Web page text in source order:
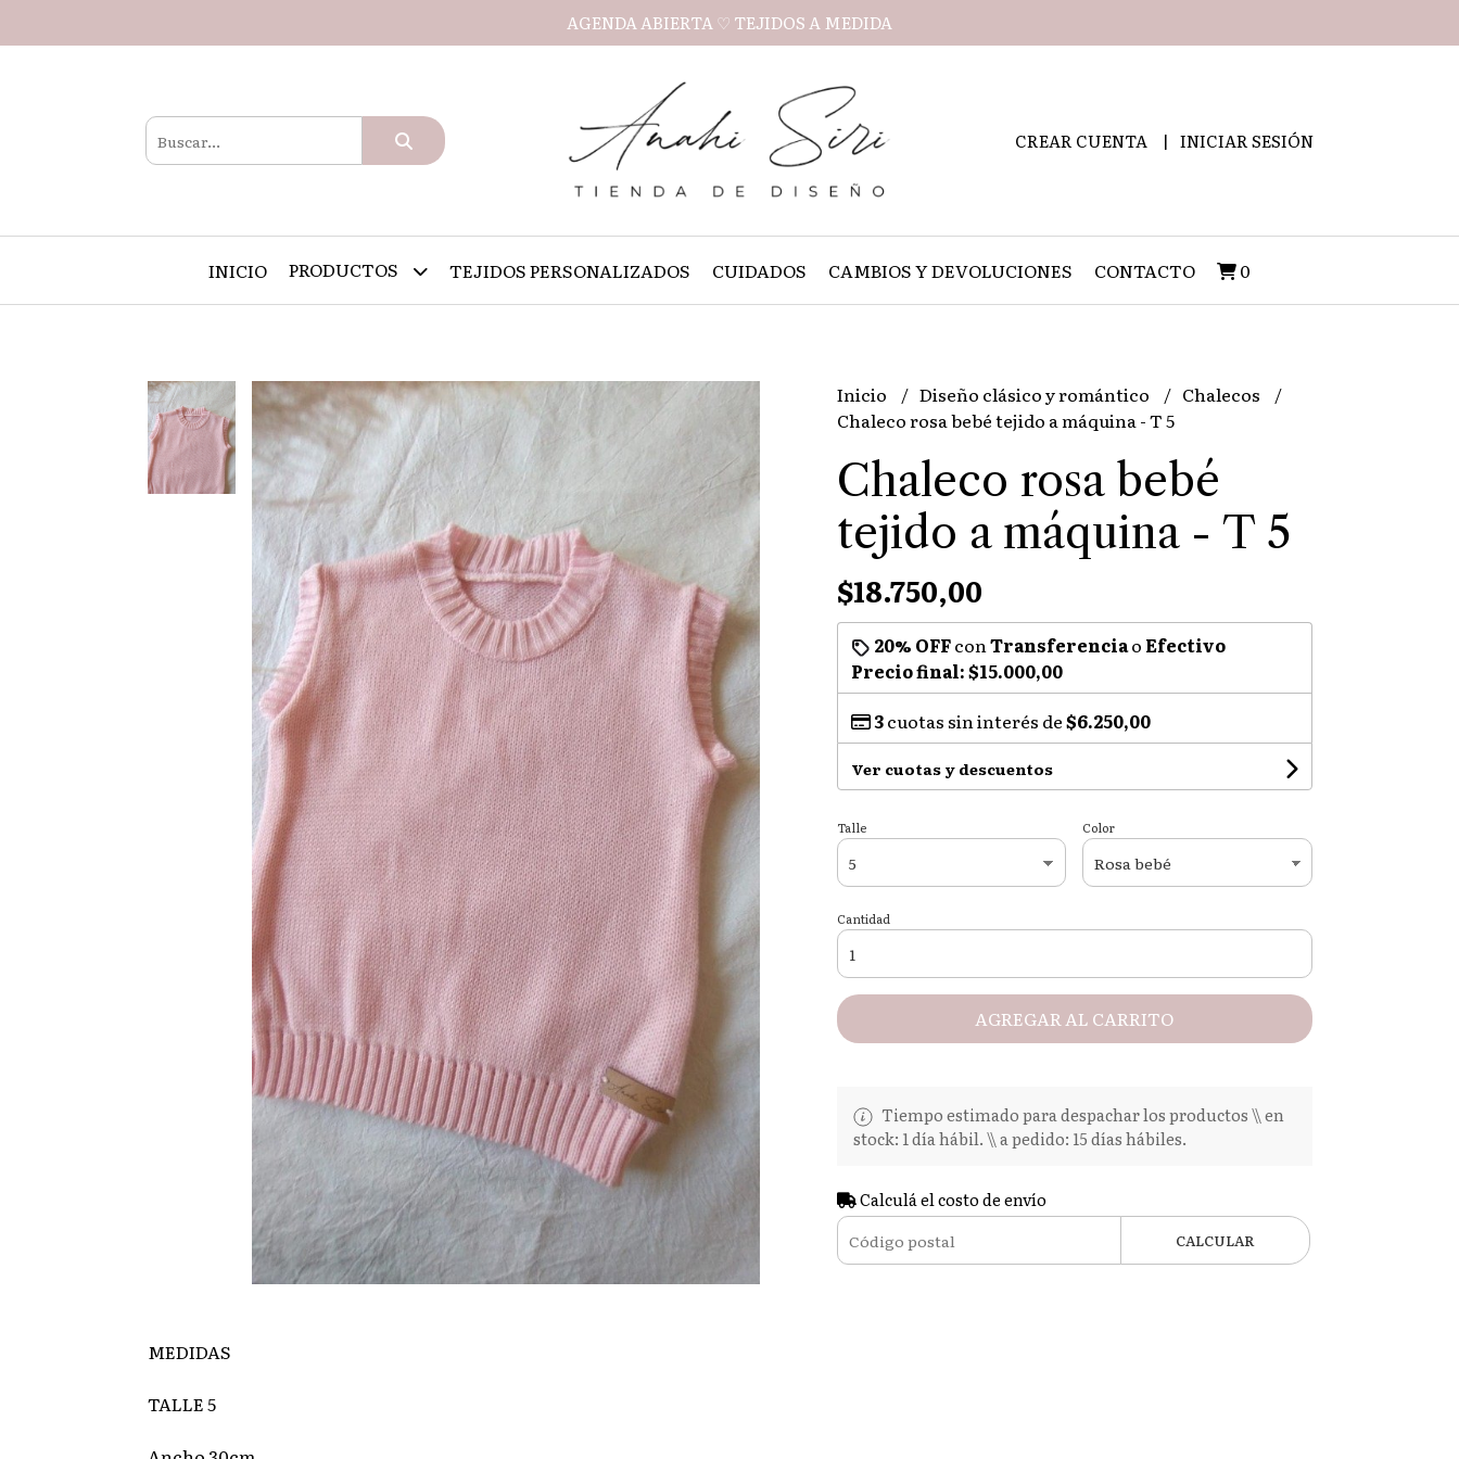
AGENDA ABIERTA ♡ TEJIDOS A MEDIDA
CREAR CUENTA INICIAR SESIÓN
INICIO PRODUCTOS TEJIDOS PERSONALIZADOS CUIDADOS CAMBIOS Y DEVOLUCIONES CONTACTO 0
MEDIDAS
TALLE 5
Inicio Diseño clásico y romántico
Chalecos
Chaleco rosa bebé tejido a máquina - T 5
Chaleco rosa bebé
tejido a máquina - T 5
$18.750,00
20% OFFconTransferenciao Efectivo
Precio final:$15.000,00
3cuotas sin interés de$6.250,00
Ver cuotas y descuentos
Talle Color
Cantidad
AGREGAR AL CARRITO
Tiempo estimado para despachar los productos \\ en
stock: 1 día hábil. \\ a pedido: 15 días hábiles.
Calculá el costo de envío
CALCULAR